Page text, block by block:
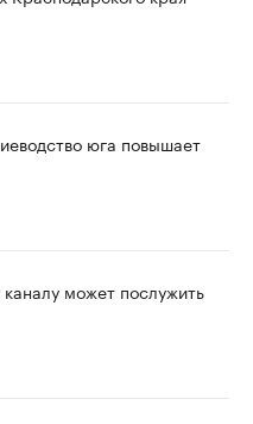
юга повышает
может послужить